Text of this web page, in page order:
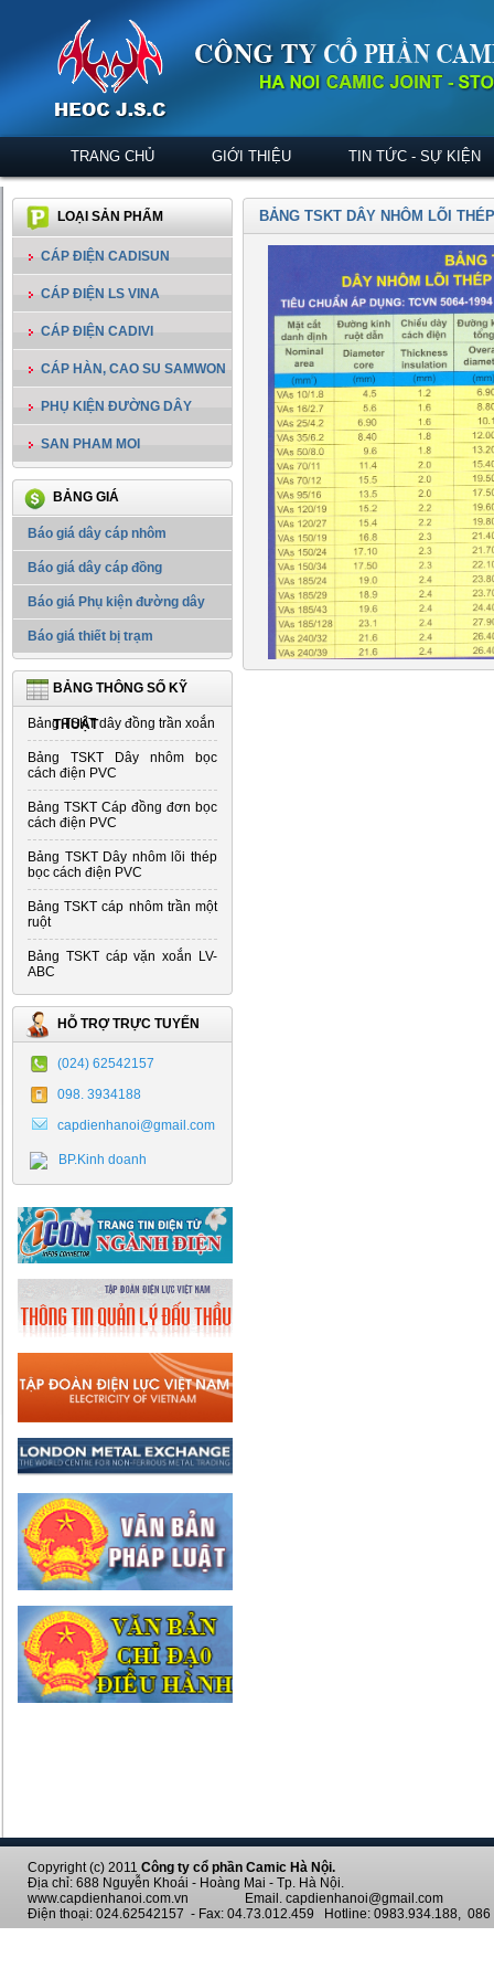
TRANG CHỦ GIỚI THIỆU TIN TỨC - SỰ KIỆN
LOẠI SẢN PHẨM
CÁP ĐIỆN CADISUN
CÁP ĐIỆN LS VINA
CÁP ĐIỆN CADIVI
CÁP HÀN, CAO SU SAMWON
PHỤ KIỆN ĐƯỜNG DÂY
SAN PHAM MOI
BẢNG GIÁ
Báo giá dây cáp nhôm
Báo giá dây cáp đồng
Báo giá Phụ kiện đường dây
Báo giá thiết bị trạm
BẢNG THÔNG SỐ KỸ
THUẬT
Bảng TSKT dây đồng trần xoắn
Bảng TSKT Dây nhôm bọc
cách điện PVC
Bảng TSKT Cáp đồng đơn bọc
cách điện PVC
Bảng TSKT Dây nhôm lõi thép
bọc cách điện PVC
Bảng TSKT cáp nhôm trần một
ruột
Bảng TSKT cáp vặn xoắn LV-
ABC
HỖ TRỢ TRỰC TUYẾN
(024) 62542157
098. 3934188
capdienhanoi@gmail.com
BP.Kinh doanh
BẢNG TSKT DÂY NHÔM LÕI
Copyright (c) 2011 Công ty cổ phần Camic Hà Nội.
Địa chỉ: 688 Nguyễn Khoái - Hoàng Mai - Tp. Hà Nội.
www.capdienhanoi.com.vn Email. capdienhanoi@gmail.com
Điện thoại: 024.62542157 - Fax: 04.73.012.459 Hotline: 0983.934.188, 086